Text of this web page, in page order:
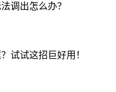
调出怎么办？
试试这招巨好用！